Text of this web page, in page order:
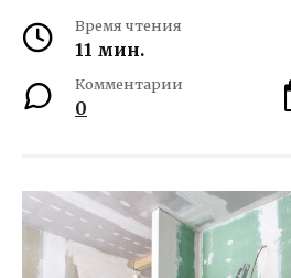
Время чтения
11 мин.
Комментарии
0